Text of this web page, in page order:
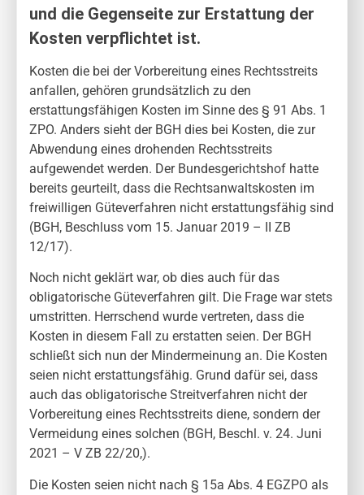
und die Gegenseite zur Erstattung der
Kosten verpflichtet ist.
Kosten die bei der Vorbereitung eines Rechtsstreits
anfallen, gehören grundsätzlich zu den
erstattungsfähigen Kosten im Sinne des § 91 Abs. 1
ZPO. Anders sieht der BGH dies bei Kosten, die zur
Abwendung eines drohenden Rechtsstreits
aufgewendet werden. Der Bundesgerichtshof hatte
bereits geurteilt, dass die Rechtsanwaltskosten im
freiwilligen Güteverfahren nicht erstattungsfähig sind
(BGH, Beschluss vom 15. Januar 2019 – II ZB
12/17).
Noch nicht geklärt war, ob dies auch für das
obligatorische Güteverfahren gilt. Die Frage war stets
umstritten. Herrschend wurde vertreten, dass die
Kosten in diesem Fall zu erstatten seien. Der BGH
schließt sich nun der Mindermeinung an. Die Kosten
seien nicht erstattungsfähig. Grund dafür sei, dass
auch das obligatorische Streitverfahren nicht der
Vorbereitung eines Rechtsstreits diene, sondern der
Vermeidung eines solchen (BGH, Beschl. v. 24. Juni
2021 – V ZB 22/20,).
Die Kosten seien nicht nach § 15a Abs. 4 EGZPO als